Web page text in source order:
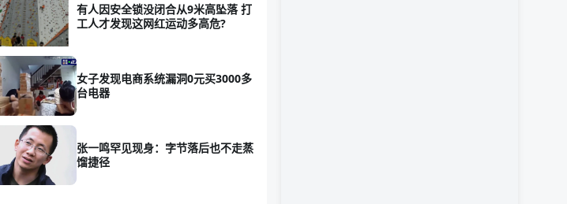
有人因安全锁没闭合从9米高坠落 打
工人才发现这网红运动多高危?
女子发现电商系统漏洞0元买3000多
台电器
张一鸣罕见现身：字节落后也不走蒸
馏捷径